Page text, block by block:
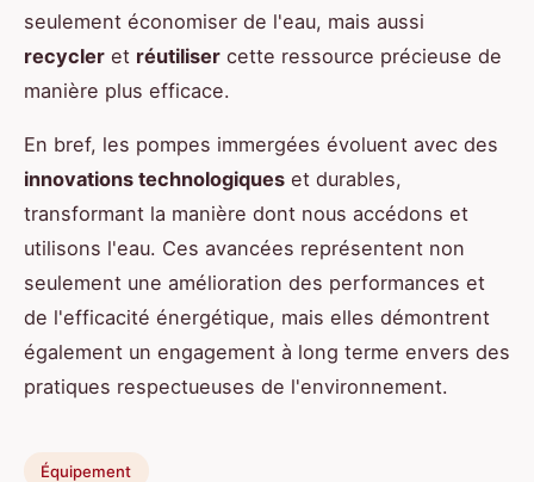
seulement économiser de l'eau, mais aussi
recycler et réutiliser cette ressource précieuse de
manière plus efficace.
En bref, les pompes immergées évoluent avec des
innovations technologiques et durables,
transformant la manière dont nous accédons et
utilisons l'eau. Ces avancées représentent non
seulement une amélioration des performances et
de l'efficacité énergétique, mais elles démontrent
également un engagement à long terme envers des
pratiques respectueuses de l'environnement.
Équipement